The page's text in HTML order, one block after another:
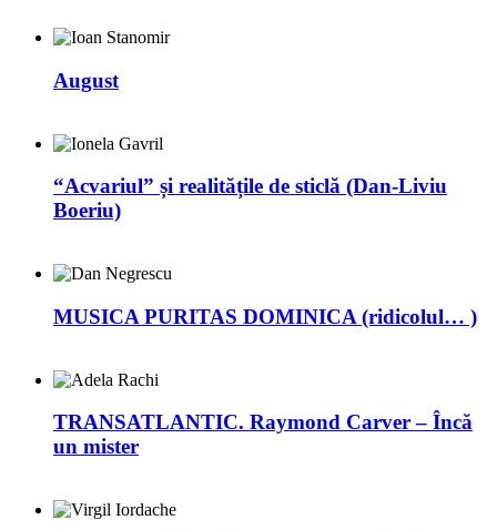
August
“Acvariul” și realitățile de sticlă (Dan-Liviu
Boeriu)
MUSICA PURITAS DOMINICA (ridicolul… )
TRANSATLANTIC. Raymond Carver – Încă
un mister